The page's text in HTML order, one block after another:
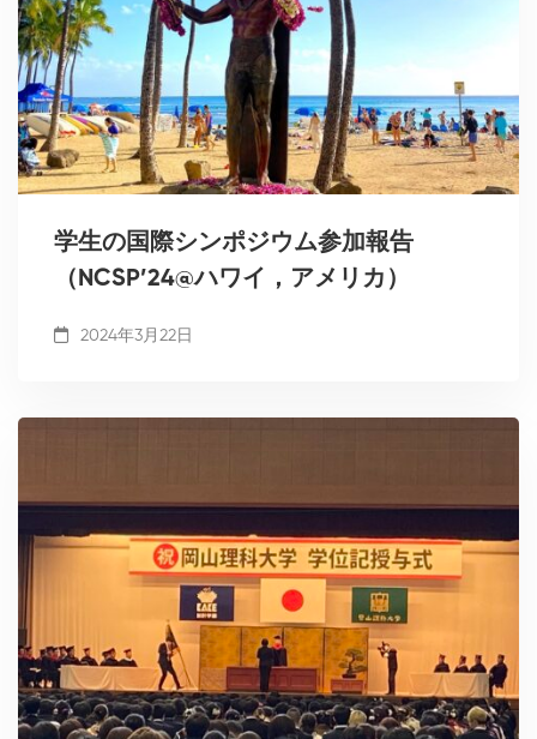
学生の国際シンポジウム参加報告
（NCSP’24@ハワイ，アメリカ）
2024年3月22日